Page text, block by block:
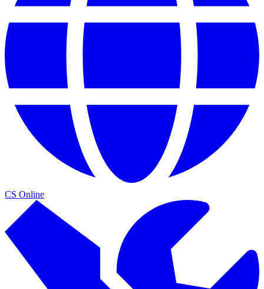
CS Online